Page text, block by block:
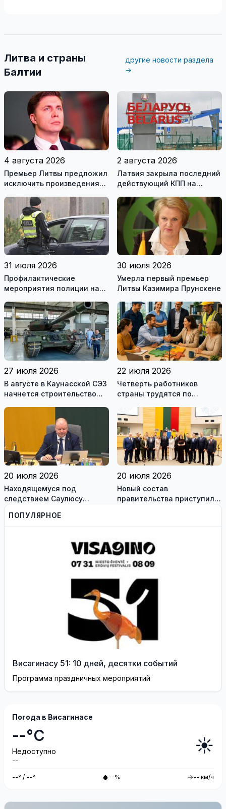
Литва и страны
Балтии
другие новости раздела
→
4 августа 2026
Премьер Литвы предложил
исключить произведения
рекомендуемой
литературы
2 августа 2026
Латвия закрыла последний
действующий КПП на
31 июля 2026
Профилактические
мероприятия полиции на
30 июля 2026
Умерла первый премьер
Литвы Казимира Прунскене
27 июля 2026
В августе в Каунасской СЭЗ
начнется строительство
22 июля 2026
Четверть работников
страны трудятся по
это выгодно и
сотрудникам, и
работодателям
20 июля 2026
Находящемуся под
следствием Саулюсу
Сквернялису временно
разрешили выехать за
границу
20 июля 2026
Новый состав
правительства приступил к
ПОПУЛЯРНОЕ
Висагинасу 51: 10 дней, десятки событий
Программа праздничных мероприятий
Погода в Висагинасе
--°C
Недоступно
--
☀️
--° / --° --% -- км/ч